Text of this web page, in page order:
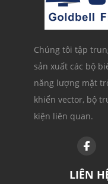
Chúng tôi tập
sản xuất các bộ
năng lượng mặt
khiển vector, bộ
kiện liên quan.
LIÊN